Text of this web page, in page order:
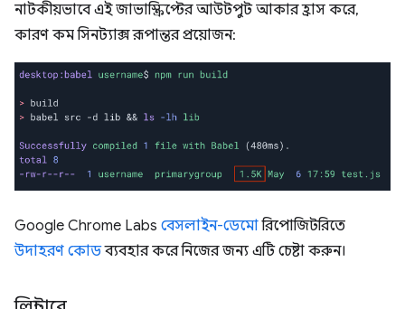
নাটকীয়ভাবে এই জাভাস্ক্রিপ্টের আউটপুট আকার হ্রাস করে,
কারণ কম সিনট্যাক্স রূপান্তর প্রয়োজন:
Google Chrome Labs বেসলাইন-ডেমোরিপোজিটরিতে
উদাহরণ কোডব্যবহার করে নিজের জন্য এটি চেষ্টা করুন।